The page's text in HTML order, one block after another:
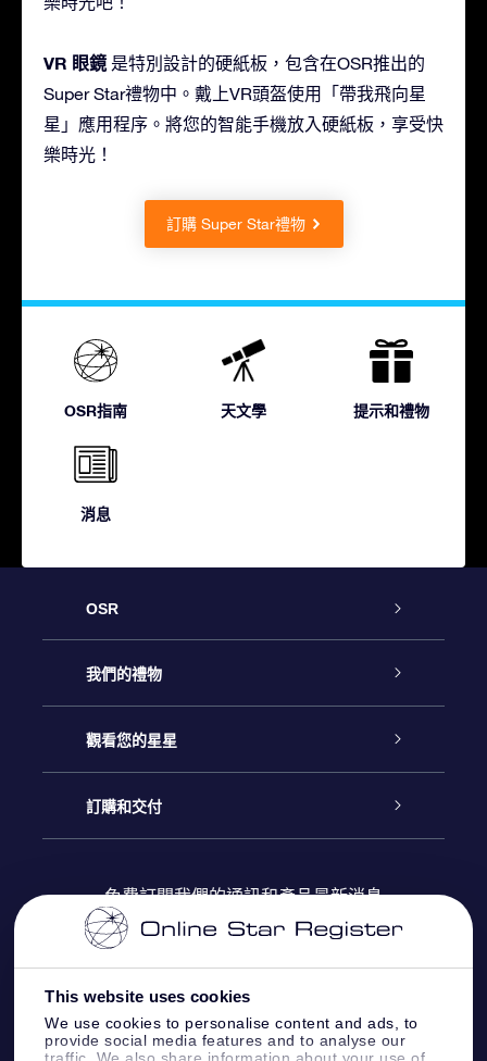
This website uses cookies
We use cookies to personalise content and ads, to
provide social media features and to analyse our
traffic. We also share information about your use of
VR 眼鏡 是特別設計的硬紙板，包含在OSR推出的
Super Star禮物中。戴上VR頭盔使用「帶我飛向星
星」應用程序。將您的智能手機放入硬紙板，享受快
樂時光！
訂購 Super Star禮物
OSR指南 天文學 提示和禮物
消息
OSR
客戶服務
聯繫我們
博客
評論
我們的禮物
Online Star禮物
OSR禮物包
OSR 禮物卡
公司禮品
觀看您的星星
星星注册
個性化的Star Page
One Million Stars
OSR Starsaver
訂購和交付
付款資訊
配送信息
免費訂閱我們的通訊和產品最新消息